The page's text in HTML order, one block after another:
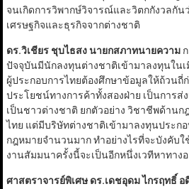
จนเกิดการวิพากษ์วิจารณ์และวิตกกังวลกัน
เศรษฐกิจและธุรกิจจากต่างชาติ
ดร.วิเชียร ชุบไธสง นายกสภาทนายความก
ปัจจุบันมีนักลงทุนต่างชาติเข้ามาลงทุนในเ
ผู้ประกอบการไทยต้องศึกษาข้อมูลให้ถ้วนถี่
ประโยชน์ทางการค้าทั้งสองฝ่าย เป็นการ
เป็นชาวต่างชาติ ยกตัวอย่าง วิชาชีพด้าน
ไทย แต่มีบริษัทต่างชาติเข้ามาลงทุนประก
กฎหมายจำนวนมาก ทำอย่างไรที่จะบังคับใ
งานสัมมนาครั้งนี้จะเป็นอีกหนึ่งเวทีหาทางอ
ศาสตราจารย์พิเศษ ดร.เดชอุดม ไกรฤทธิ์